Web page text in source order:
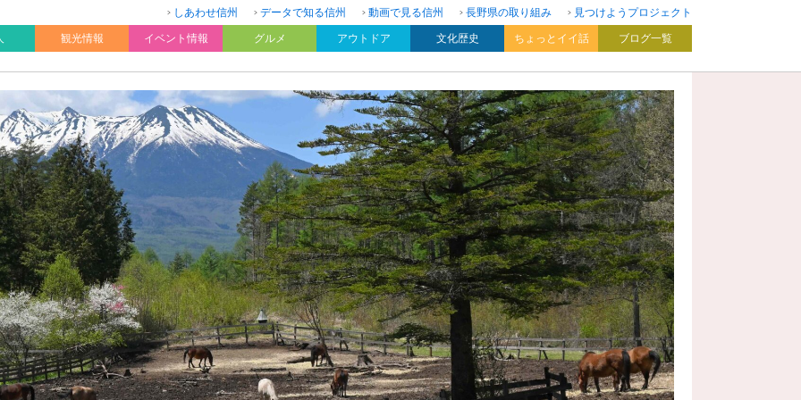
しあわせ信州 データで知る信州 動画で見る信州 長野県の取り組み
見つけようプロジェクト
観光情報 イベント情報 グルメ アウトドア 文化歴史 ちょっとイイ話 ブログ一覧